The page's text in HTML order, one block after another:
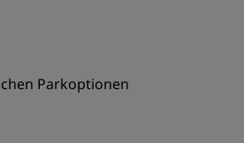
Parkoptionen